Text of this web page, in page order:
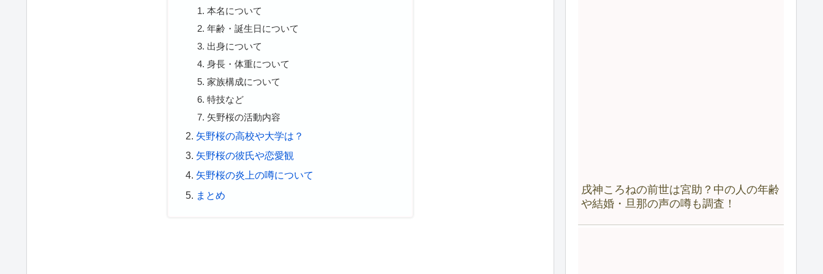
本名について
年齢・誕生日について
出身について
身長・体重について
家族構成について
特技など
矢野桜の活動内容
矢野桜の高校や大学は？
矢野桜の彼氏や恋愛観
矢野桜の炎上の噂について
まとめ
戌神ころねの前世は宮助？中の人の年齢
や結婚・旦那の声の噂も調査！